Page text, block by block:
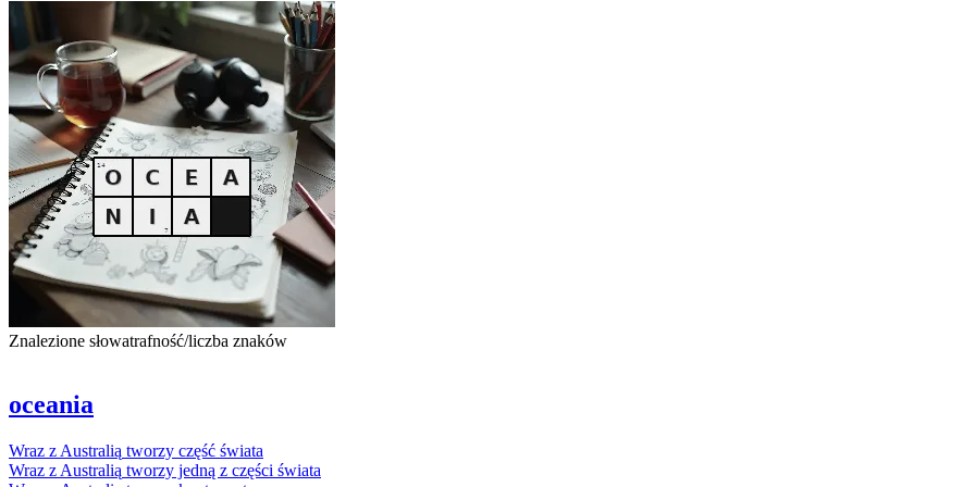
Znalezione słowatrafność/liczba znaków
oceania
Wraz z Australią tworzy część świata
Wraz z Australią tworzy jedną z części świata